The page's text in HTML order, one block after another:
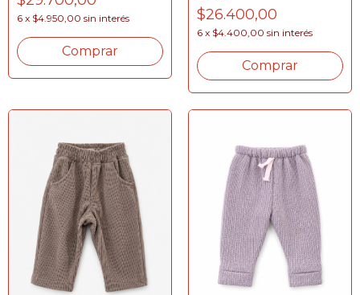
6 x $4.950,00 sin interés
Comprar
$26.400,00
6 x $4.400,00 sin interés
Comprar